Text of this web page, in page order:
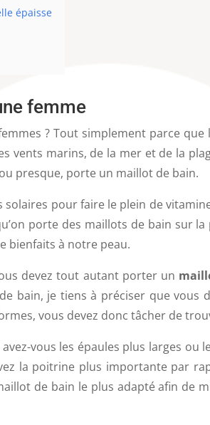
épaisse
femme
? Tout simplement parce que
vents marins, de la mer et de la
presque, porte un maillot de bain.
pour faire le plein de
porte des maillots de bain sur
bienfaits à notre peau.
devez tout autant porter un
bain, je tiens à préciser que vous
vous devez donc tâcher de
vous les épaules plus larges ou
la poitrine plus importante par
de bain le plus adapté afin de